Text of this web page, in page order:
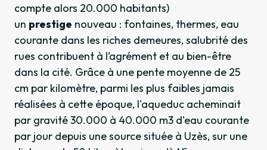
compte alors 20.000 habitants)
un prestige nouveau : fontaines, thermes, eau
courante dans les riches demeures, salubrité des
rues contribuent à l’agrément et au bien-être
dans la cité. Grâce à une pente moyenne de 25
cm par kilomètre, parmi les plus faibles jamais
réalisées à cette époque, l'aqueduc acheminait
par gravité 30.000 à 40.000 m3 d'eau courante
par jour depuis une source située à Uzès, sur une